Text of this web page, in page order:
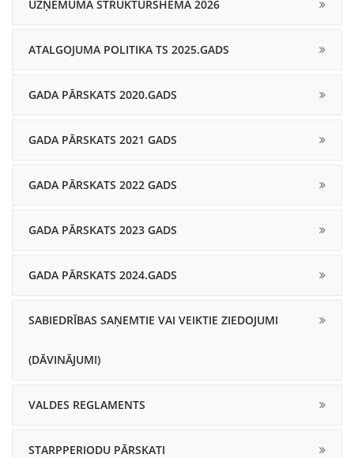
UZŅĒMUMA STRUKTŪRSHĒMA 2026
ATALGOJUMA POLITIKA TS 2025.GADS
GADA PĀRSKATS 2020.GADS
GADA PĀRSKATS 2021 GADS
GADA PĀRSKATS 2022 GADS
GADA PĀRSKATS 2023 GADS
GADA PĀRSKATS 2024.GADS
SABIEDRĪBAS SAŅEMTIE VAI VEIKTIE ZIEDOJUMI
(DĀVINĀJUMI)
VALDES REGLAMENTS
STARPPERIODU PĀRSKATI